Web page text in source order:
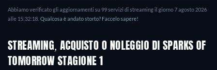
Abbiamo verificato gli aggiornamenti su 99 servizi di streaming il giorno 7 agosto 2026
alle 15:32:18. Qualcosa è andato storto? Faccelo sapere!
STREAMING, ACQUISTO O NOLEGGIO DI SPARKS OF
TOMORROW STAGIONE 1